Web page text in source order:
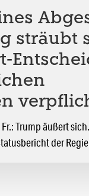
sträubt
Trump äußert
der